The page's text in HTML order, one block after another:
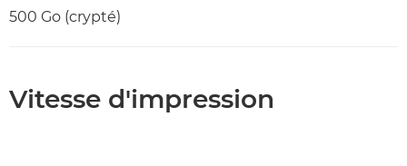
500 Go (crypté)
Vitesse d'impression